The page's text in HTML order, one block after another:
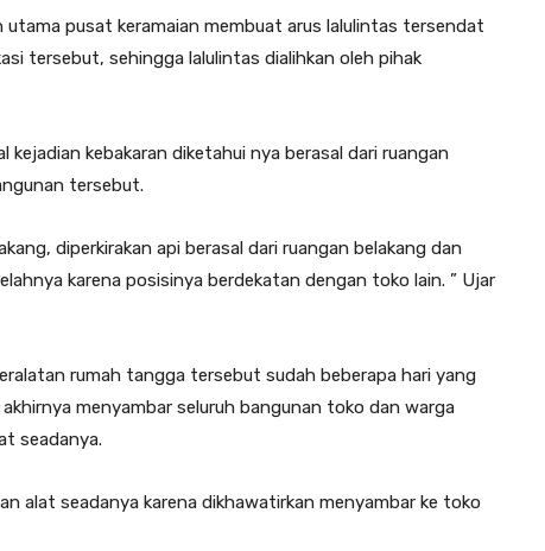
pusat keramaian membuat arus lalulintas tersendat
tersebut, sehingga lalulintas dialihkan oleh pihak
kejadian kebakaran diketahui nya berasal dari ruangan
tersebut.
diperkirakan api berasal dari ruangan belakang dan
karena posisinya berdekatan dengan toko lain. ” Ujar
rumah tangga tersebut sudah beberapa hari yang
menyambar seluruh bangunan toko dan warga
seadanya.
alat seadanya karena dikhawatirkan menyambar ke toko